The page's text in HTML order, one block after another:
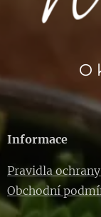
O
Informace
Pravidla
Obchodní